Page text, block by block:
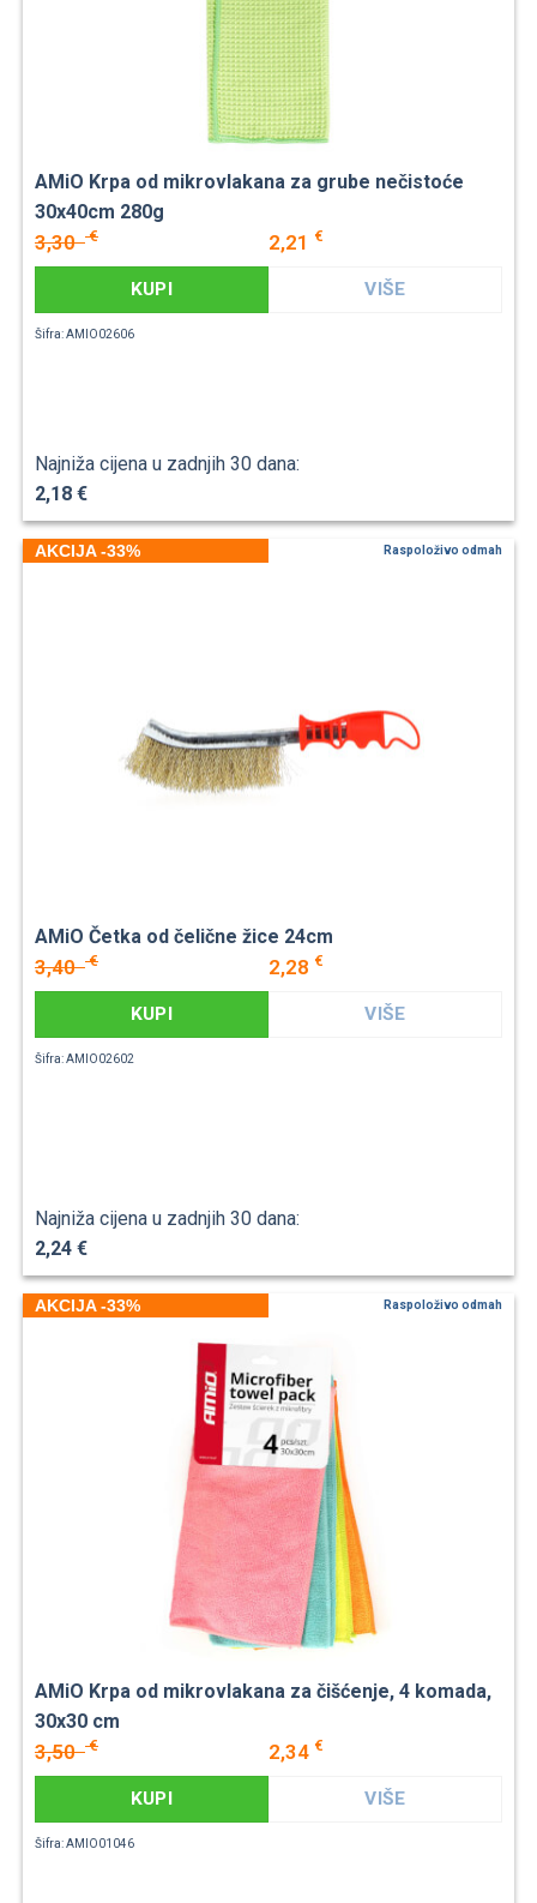
AMiO Krpa od mikrovlakana za grube nečistoće
30x40cm 280g
3,30€ 2,21 €
KUPI VIŠE
Šifra: AMIO02606
Najniža cijena u zadnjih 30 dana:
2,18 €
AKCIJA -33% Raspoloživo odmah
AMiO Četka od čelične žice 24cm
3,40€ 2,28 €
KUPI VIŠE
Šifra: AMIO02602
Najniža cijena u zadnjih 30 dana:
2,24 €
AKCIJA -33% Raspoloživo odmah
AMiO Krpa od mikrovlakana za čišćenje, 4 komada,
30x30 cm
3,50€ 2,34 €
KUPI VIŠE
Šifra: AMIO01046